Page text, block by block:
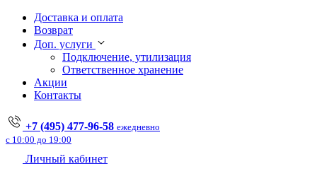
Доставка и оплата
Возврат
Доп. услуги
Подключение, утилизация
Ответственное хранение
Акции
Контакты
+7 (495) 477-96-58 ежедневно
с 10:00 до 19:00
Личный кабинет